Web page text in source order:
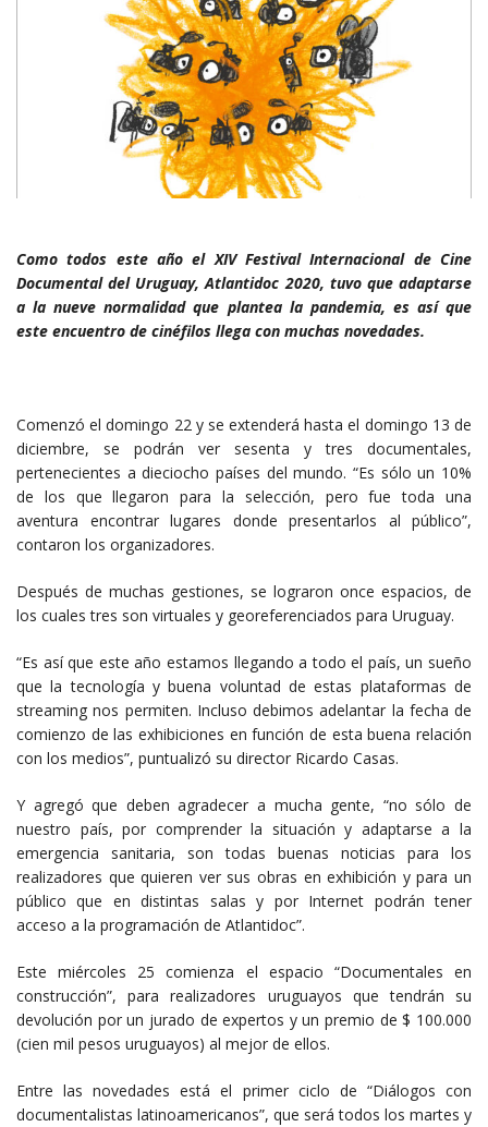
Como todos este año el XIV Festival Internacional de Cine
Documental del Uruguay, Atlantidoc 2020, tuvo que adaptarse
a la nueve normalidad que plantea la pandemia, es así que
este encuentro de cinéfilos llega con muchas novedades.
Comenzó el domingo 22 y se extenderá hasta el domingo 13 de
diciembre, se podrán ver sesenta y tres documentales,
pertenecientes a dieciocho países del mundo. “Es sólo un 10%
de los que llegaron para la selección, pero fue toda una
aventura encontrar lugares donde presentarlos al público”,
contaron los organizadores.
Después de muchas gestiones, se lograron once espacios, de
los cuales tres son virtuales y georeferenciados para Uruguay.
“Es así que este año estamos llegando a todo el país, un sueño
que la tecnología y buena voluntad de estas plataformas de
streaming nos permiten. Incluso debimos adelantar la fecha de
comienzo de las exhibiciones en función de esta buena relación
con los medios”, puntualizó su director Ricardo Casas.
Y agregó que deben agradecer a mucha gente, “no sólo de
nuestro país, por comprender la situación y adaptarse a la
emergencia sanitaria, son todas buenas noticias para los
realizadores que quieren ver sus obras en exhibición y para un
público que en distintas salas y por Internet podrán tener
acceso a la programación de Atlantidoc”.
Este miércoles 25 comienza el espacio “Documentales en
construcción”, para realizadores uruguayos que tendrán su
devolución por un jurado de expertos y un premio de $ 100.000
(cien mil pesos uruguayos) al mejor de ellos.
Entre las novedades está el primer ciclo de “Diálogos con
documentalistas latinoamericanos”, que será todos los martes y